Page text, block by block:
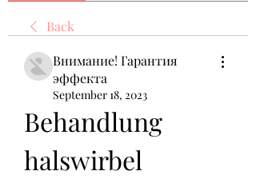
Back
Внимание! Гарантия
эффекта
September 18, 2023
Behandlung
halswirbel